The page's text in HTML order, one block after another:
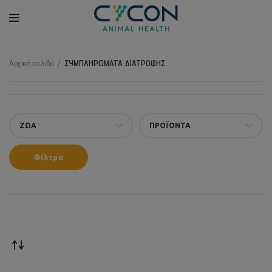
Αρχική σελίδα ΣΥΜΠΛΗΡΩΜΑΤΑ ΔΙΑΤΡΟΦΗΣ
ΖΩΑ ΠΡΟΪΟΝΤΑ
Φίλτρο